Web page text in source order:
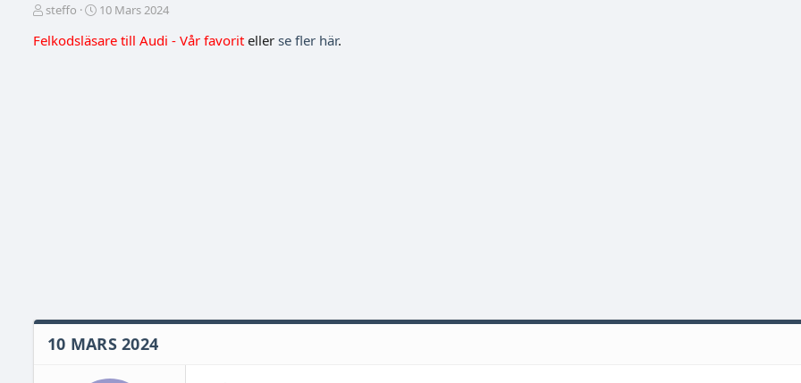
T
å
steffo
S
a
10 Mars 2024
Felkodsläsare till Audi - Vår favorit eller se fler här.
10 MARS 2024